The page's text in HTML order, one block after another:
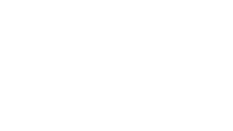
TO
DO
MAY